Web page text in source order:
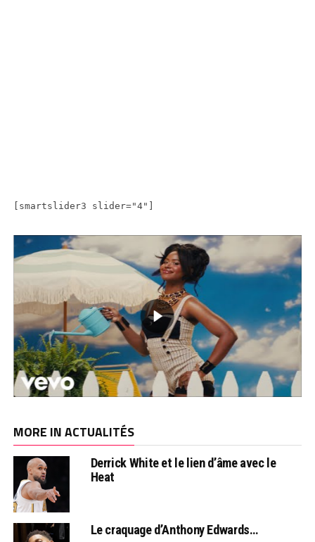
[smartslider3 slider="4"]
MORE IN ACTUALITÉS
Derrick White et le lien d’âme avec le
Heat
Le craquage d’Anthony Edwards…